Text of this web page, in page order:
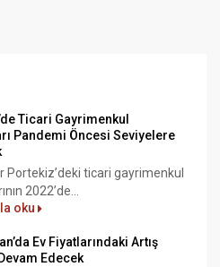
Ticari Gayrimenkul
Pandemi Öncesi Seviyelere
Portekiz’deki ticari gayrimenkul
2022’de...
oku
Ev Fiyatlarındaki Artış
Edecek